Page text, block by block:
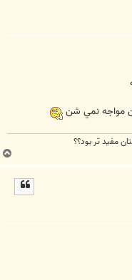
مواجه نمي شن
مفيد تر بود؟؟